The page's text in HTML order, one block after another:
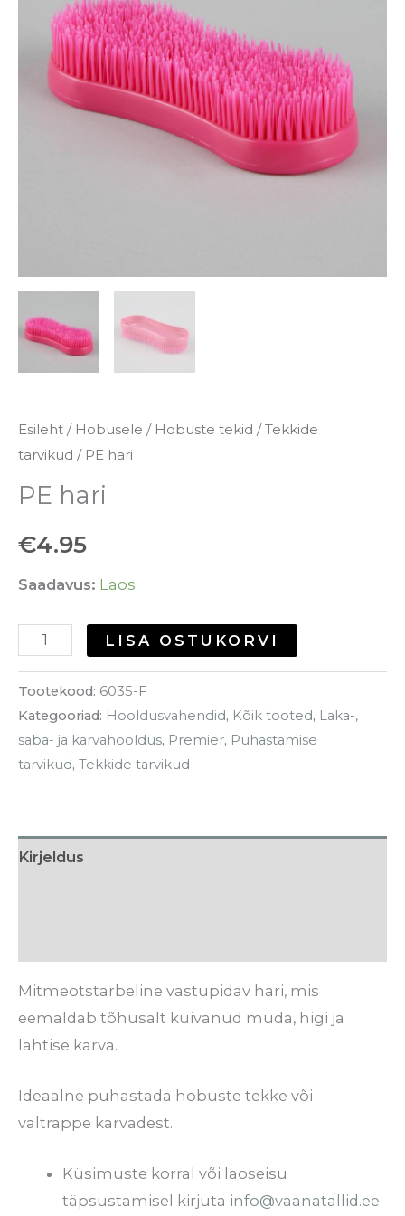
Esileht / Hobusele / Hobuste tekid /Tekkide
tarvikud / PE hari
PE hari
€4.95
Saadavus: Laos
LISA OSTUKORVI
Tootekood: 6035-F
Kategooriad: Hooldusvahendid, Kõik tooted, Laka-,
saba- ja karvahooldus, Premier, Puhastamise
tarvikud, Tekkide tarvikud
Kirjeldus
Mitmeotstarbeline vastupidav hari, mis
eemaldab tõhusalt kuivanud muda, higi ja
lahtise karva.
Ideaalne puhastada hobuste tekke või
valtrappe karvadest.
Küsimuste korral või laoseisu
täpsustamisel kirjuta info@vaanatallid.ee